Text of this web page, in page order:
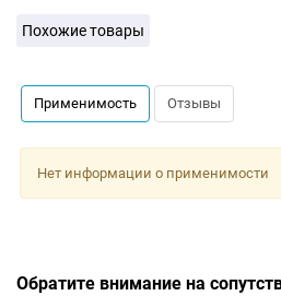
Похожие товары
Применимость Отзывы
Нет информации о применимости
Обратите внимание на